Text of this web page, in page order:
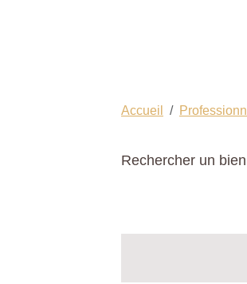
Accueil
Rechercher un